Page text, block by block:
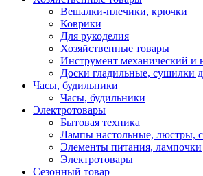
Вешалки-плечики, крючки
Коврики
Для рукоделия
Хозяйственные товары
Инструмент механический и
Доски гладильные, сушилки
Часы, будильники
Часы, будильники
Электротовары
Бытовая техника
Лампы настольные, люстры,
Элементы питания, лампочки
Электротовары
Сезонный товар